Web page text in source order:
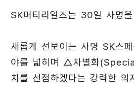
SK머티리얼즈는 30일 사명
새롭게 선보이는 사명 SK
야를 넓히며 △차별화
치를 선점하겠다는 강력한 의